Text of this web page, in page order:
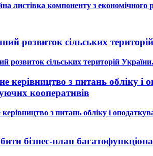
листівка компоненту з економічного
розвиток сільських
розвиток сільських територій
керівництво з питань обліку і
кооперативів
з питань обліку і
бізнес-план